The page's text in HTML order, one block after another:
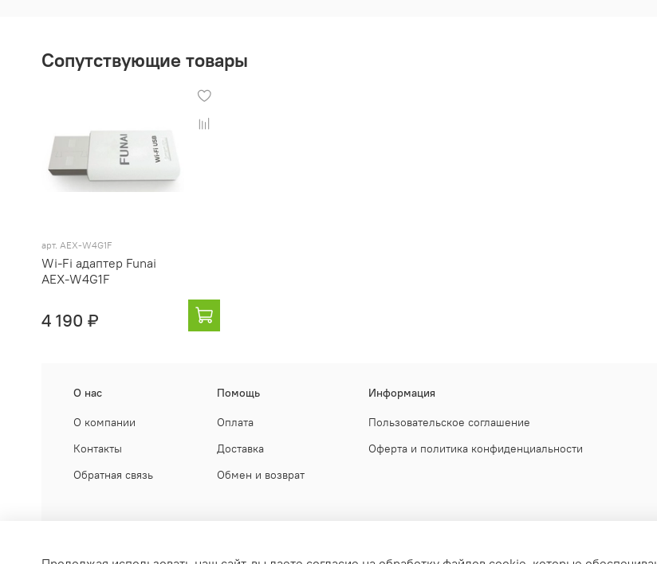
Сопутствующие товары
арт. AEX-W4G1F
Wi-Fi адаптер Funai
AEX-W4G1F
4 190 ₽
О нас
О компании
Контакты
Обратная связь
Помощь
Оплата
Доставка
Обмен и возврат
Информация
Пользовательское соглашение
Оферта и политика конфиденциальности